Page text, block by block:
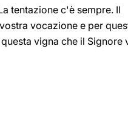
tentazione c'è sempre. Il
vocazione e per
vigna che il Signore